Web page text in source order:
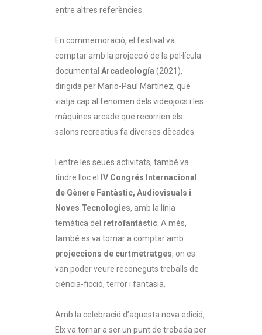
entre altres referències.
En commemoració, el festival va
comptar amb la projecció de la pel·lícula
documental Arcadeología (2021),
dirigida per Mario-Paul Martínez, que
viatja cap al fenomen dels videojocs i les
màquines arcade que recorrien els
salons recreatius fa diverses dècades.
I entre les seues activitats, també va
tindre lloc el
IV Congrés Internacional
de Gènere Fantàstic, Audiovisuals i
Noves Tecnologies, amb la línia
temàtica del retrofantàstic . A més,
també es va tornar a comptar amb
projeccions de curtmetratges, on es
van poder veure reconeguts treballs de
ciència-ficció, terror i fantasia.
Amb la celebració d’aquesta nova edició,
Elx va tornar a ser un punt de trobada per